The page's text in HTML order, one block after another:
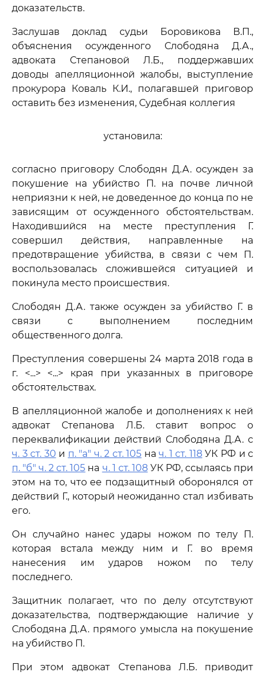
доказательств.
Заслушав доклад судьи Боровикова В.П.,
объяснения осужденного Слободяна Д.А.,
адвоката Степановой Л.Б., поддержавших
доводы апелляционной жалобы, выступление
прокурора Коваль К.И., полагавшей приговор
оставить без изменения, Судебная коллегия
установила:
согласно приговору Слободян Д.А. осужден за
покушение на убийство П. на почве личной
неприязни к ней, не доведенное до конца по не
зависящим от осужденного обстоятельствам.
Находившийся на месте преступления Г.
совершил действия, направленные на
предотвращение убийства, в связи с чем П.
воспользовалась сложившейся ситуацией и
покинула место происшествия.
Слободян Д.А. также осужден за убийство Г. в
связи с выполнением последним
общественного долга.
Преступления совершены 24 марта 2018 года в
г. <...> <...> края при указанных в приговоре
обстоятельствах.
В апелляционной жалобе и дополнениях к ней
адвокат Степанова Л.Б. ставит вопрос о
переквалификации действий Слободяна Д.А. с
ч. 3 ст. 30 и п. "а" ч. 2 ст. 105 нач. 1 ст. 118УК РФ и с
п. "б" ч. 2 ст. 105 на ч. 1 ст. 108УК РФ, ссылаясь при
этом на то, что ее подзащитный оборонялся от
действий Г., который неожиданно стал избивать
его.
Он случайно нанес удары ножом по телу П.
которая встала между ним и Г. во время
нанесения им ударов ножом по телу
последнего.
Защитник полагает, что по делу отсутствуют
доказательства, подтверждающие наличие у
Слободяна Д.А. прямого умысла на покушение
на убийство П.
При этом адвокат Степанова Л.Б. приводит